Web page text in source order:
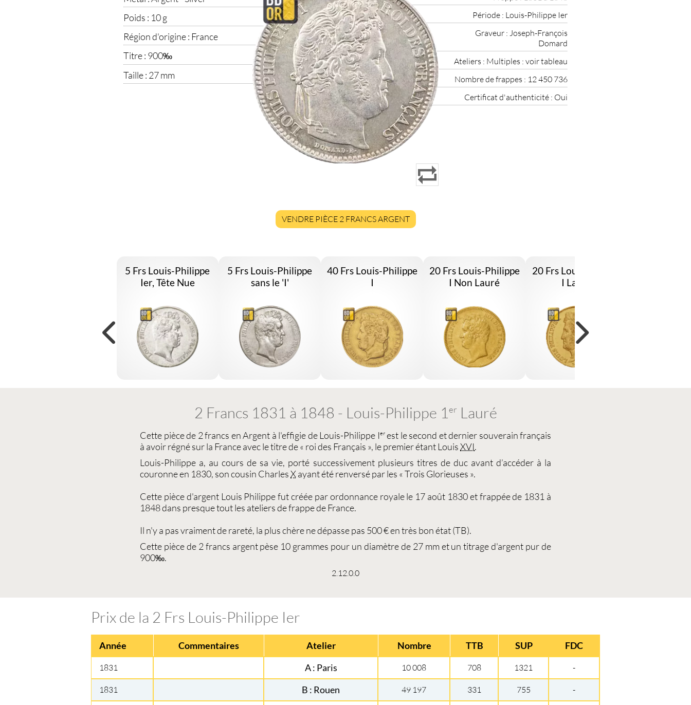
Poids : 10 g
Région d'origine : France
Titre : 900‰
Taille : 27 mm
Période : Louis-Philippe Ier
Graveur : Joseph-François
Domard
Ateliers : Multiples : voir tableau
Nombre de frappes : 12 450 736
Certificat d'authenticité : Oui
VENDRE PIÈCE 2 FRANCS ARGENT
5 Frs Louis-Philippe
Ier, Tête Nue
5 Frs Louis-Philippe
sans le 'I'
40 Frs Louis-Philippe
I
20 Frs Louis-Philippe
I Non Lauré
20 Frs Louis Philippe
I Lauré
2 Francs 1831 à 1848 - Louis-Philippe 1 er Lauré
Cette pièce de 2 francs en Argent à l'effigie de Louis-Philippe Ierest le second et dernier souverain français
à avoir régné sur la France avec le titre de « roi des Français », le premier étantLouisXVI.
Louis-Philippe a, au cours de sa vie, porté successivement plusieurs titres de duc avant d’accéder à la
couronne en 1830, son cousin CharlesXayant été renversé par les « Trois Glorieuses ».
Cette pièce d'argent Louis Philippefut créée par ordonnance royale le 17 août 1830 et frappée de 1831 à
1848 dans presque tout les ateliers de frappe de France.
Il n'y a pas vraiment de rareté, la plus chère ne dépasse pas 500 € en très bon état (TB).
Cette pièce de 2 francs argentpèse 10 grammes pour un diamètre de 27 mm et un titrage d'argent pur de
900‰.
2.12.0.0
Prix de la 2 Frs Louis-Philippe Ier
Année Commentaires Atelier Nombre TTB SUP FDC
1831 A : Paris 10 008 708 1321 -
1831 B : Rouen 49 197 331 755 -